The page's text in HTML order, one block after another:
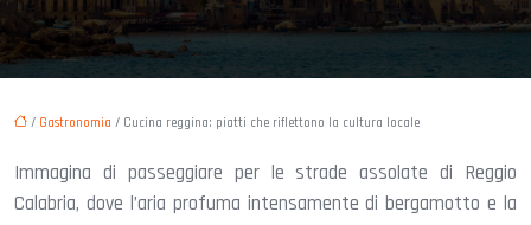
/ Gastronomia / Cucina reggina: piatti che riflettono la cultura locale
Immagina di passeggiare per le strade assolate di Reggio
Calabria, dove l’aria profuma intensamente di bergamotto e la